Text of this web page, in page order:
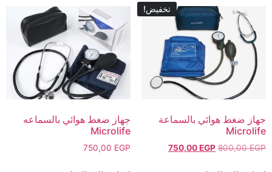
تخفيض!
جهاز ضغط هوائي بالسماعة
Microlife
800,00EGP
750,00EGP
جهاز ضغط هوائي بالسماعه
Microlife
750,00EGP